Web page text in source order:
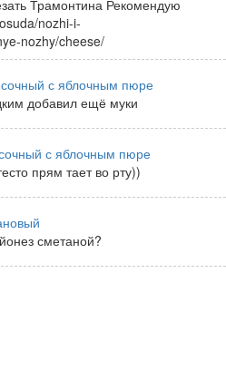
Трамонтина Рекомендую
nozhi-i-
nozhy/cheese/
с яблочным пюре
добавил ещё муки
с яблочным пюре
прям тает во рту))
сметаной?